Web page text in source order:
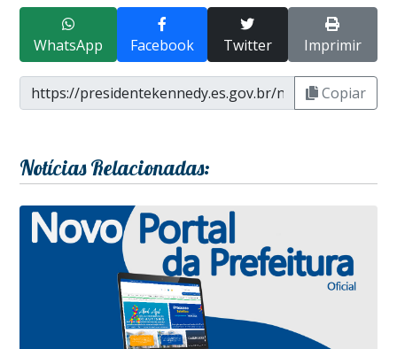
WhatsApp Facebook Twitter Imprimir
Copiar
Notícias Relacionadas: